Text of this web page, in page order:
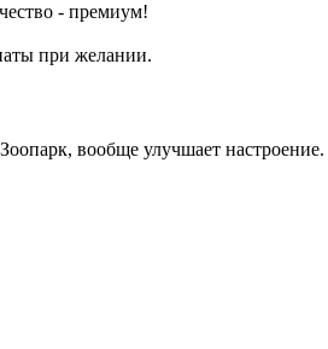
- премиум!
при желании.
вообще улучшает